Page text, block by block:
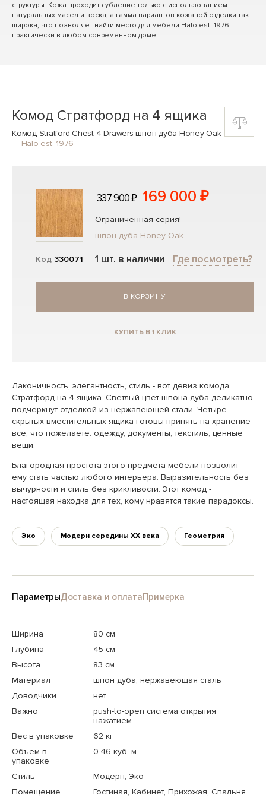
структуры. Кожа проходит дубление только с использованием
натуральных масел и воска, а гамма вариантов кожаной отделки так
широка, что позволяет найти место для мебели Halo est. 1976
практически в любом современном доме.
Комод Стратфорд на 4 ящика
Комод Stratford Chest 4 Drawers шпон дуба Honey Oak
— Halo est. 1976
Код 330071
337 900 ₽ 169 000 ₽
Ограниченная серия!
шпон дуба Honey Oak
1 шт. в наличии Где посмотреть?
В КОРЗИНУ
КУПИТЬ В 1 КЛИК
Лаконичность, элегантность, стиль - вот девиз комода
Стратфорд на 4 ящика. Светлый цвет шпона дуба деликатно
подчёркнут отделкой из нержавеющей стали. Четыре
скрытых вместительных ящика готовы принять на хранение
всё, что пожелаете: одежду, документы, текстиль, ценные
вещи.
Благородная простота этого предмета мебели позволит
ему стать частью любого интерьера. Выразительность без
вычурности и стиль без крикливости. Этот комод -
настоящая находка для тех, кому нравятся такие парадоксы.
Эко Модерн середины XX века Геометрия
ПараметрыДоставка и оплатаПримерка
Ширина
80 см
Глубина
45 см
Высота
83 см
Материал
шпон дуба, нержавеющая сталь
Доводчики
нет
Важно
push-to-open система открытия
нажатием
Вес в упаковке
62 кг
Объем в
упаковке
0.46 куб. м
Стиль
Модерн, Эко
Помещение
Гостиная, Кабинет, Прихожая, Спальня